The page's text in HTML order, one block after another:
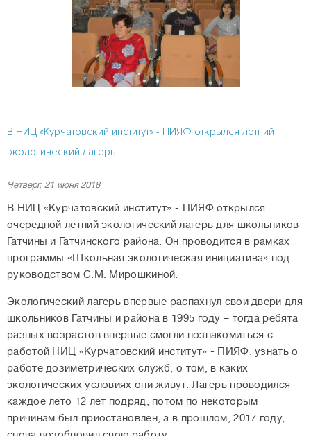
В НИЦ «Курчатовский институт» - ПИЯФ открылся летний
экологический лагерь
Четверг, 21 июня 2018
В НИЦ «Курчатовский институт» - ПИЯФ открылся
очередной летний экологический лагерь для школьников
Гатчины и Гатчинского района. Он проводится в рамках
программы «Школьная экологическая инициатива» под
руководством С.М. Мирошкиной.
Экологический лагерь впервые распахнул свои двери для
школьников Гатчины и района в 1995 году – тогда ребята
разных возрастов впервые смогли познакомиться с
работой НИЦ «Курчатовский институт» - ПИЯФ, узнать о
работе дозиметрических служб, о том, в каких
экологических условиях они живут. Лагерь проводился
каждое лето 12 лет подряд, потом по некоторым
причинам был приостановлен, а в прошлом, 2017 году,